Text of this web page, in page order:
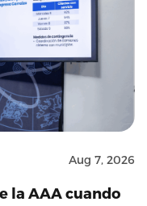
Aug 7, 2026
la AAA cuando